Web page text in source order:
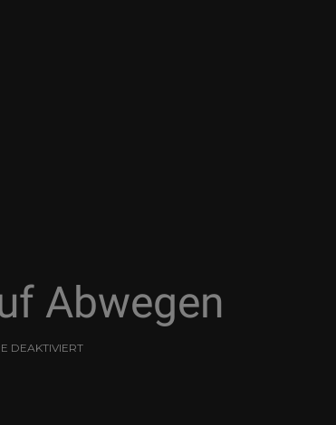
Abwegen
DEAKTIVIERT